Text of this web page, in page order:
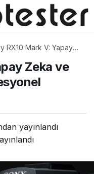
RX10 Mark V: Yapay
Kalitede
Zeka ve
yayınlandı
Paylaş